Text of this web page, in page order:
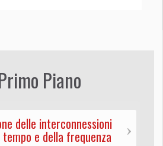
Piano
delle interconnessioni
e della frequenza